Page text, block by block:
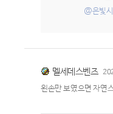
@은빛
멜세데스벤즈
왼손만 보였으면 자연